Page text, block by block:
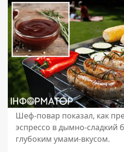
Шеф-повар показал, как
эспрессо в дымно-сладкий
глубоким умами-вкусом.